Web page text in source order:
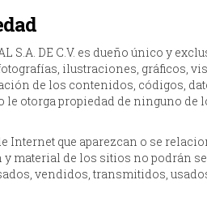
S.A. DE C.V. es dueño único y
ilustraciones, gráficos,
de los contenidos, códigos,
otorga propiedad de ninguno
que aparezcan o se
y material de los sitios no podrán
vendidos, transmitidos,